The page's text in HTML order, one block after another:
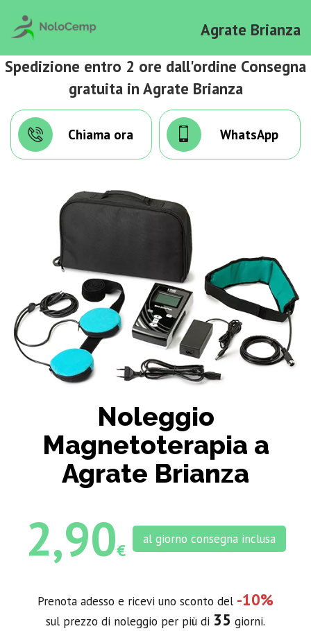
Agrate Brianza
Spedizione entro 2 ore dall'ordine Consegna
gratuita in Agrate Brianza
Chiama ora WhatsApp
Noleggio
Magnetoterapia a
Agrate Brianza
2,90€
al giorno consegna inclusa
Prenota adesso e ricevi uno sconto del -10%
sul prezzo di noleggio per più di 35 giorni.